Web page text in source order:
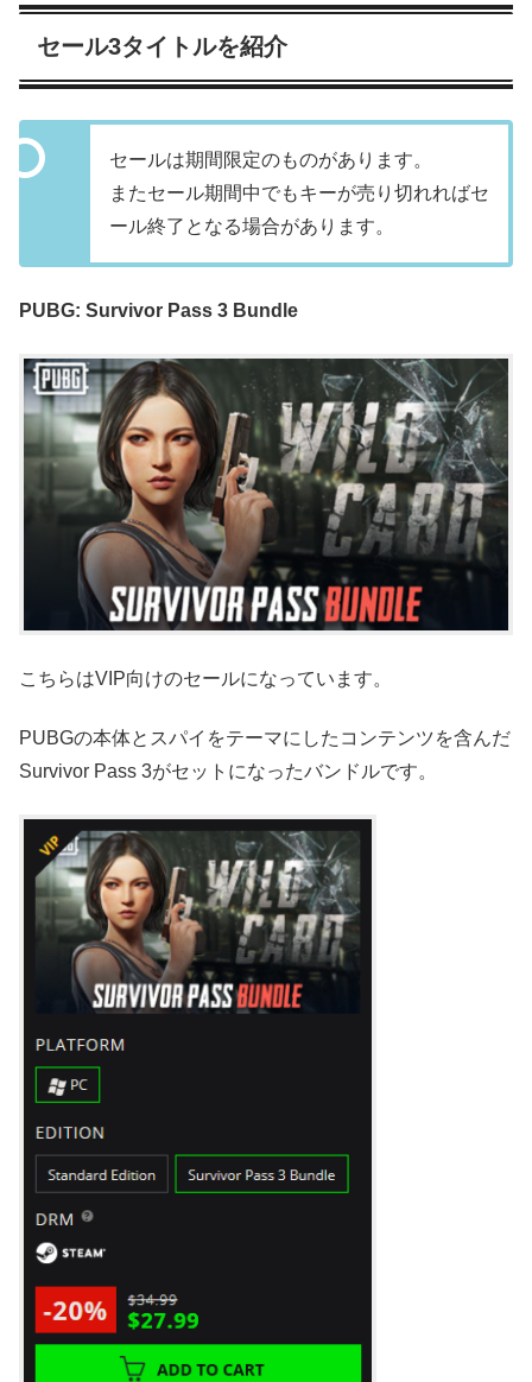
セール3タイトルを紹介
セールは期間限定のものがあります。
またセール期間中でもキーが売り切れればセ
ール終了となる場合があります。
PUBG: Survivor Pass 3 Bundle
こちらはVIP向けのセールになっています。
PUBGの本体とスパイをテーマにしたコンテンツを含んだ
Survivor Pass 3がセットになったバンドルです。